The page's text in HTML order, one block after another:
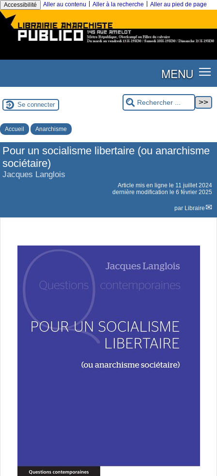
Accessibilité Aller au contenu Aller à la recherche Aller au pied de page
MENU
Se connecter
Accueil Anarchisme
Pour un socialisme libertaire (ou anarchisme
sociétaire)
Jacques Langlois
Article mis en ligne le 11 juillet 2024
dernière modification le 6 février 2025
par Libraire